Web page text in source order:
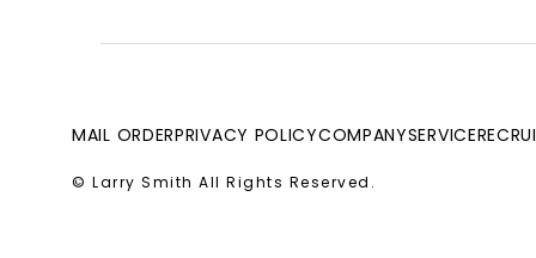
MAIL ORDERPRIVACY POLICYCOMPANYSERVICE
© Larry Smith All Rights Reserved.